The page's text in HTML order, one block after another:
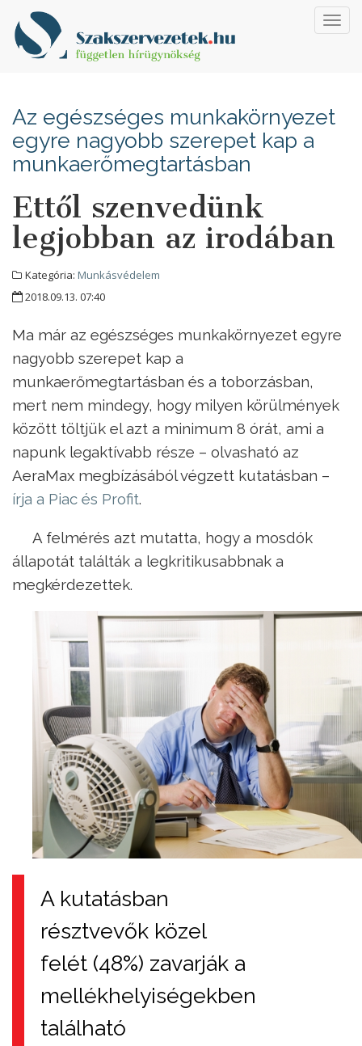
Az egészséges munkakörnyezet
egyre nagyobb szerepet kap a
munkaerőmegtartásban
Ettől szenvedünk
legjobban az irodában
Kategória: Munkásvédelem
2018.09.13. 07:40
Ma már az egészséges munkakörnyezet egyre
nagyobb szerepet kap a
munkaerőmegtartásban és a toborzásban,
mert nem mindegy, hogy milyen körülmények
között töltjük el azt a minimum 8 órát, ami a
napunk legaktívabb része – olvasható az
AeraMax megbízásából végzett kutatásban –
írja a Piac és Profit.
A felmérés azt mutatta, hogy a mosdók
állapotát találták a legkritikusabbnak a
megkérdezettek.
A kutatásban
résztvevők közel
felét (48%) zavarják a
mellékhelyiségekben
található